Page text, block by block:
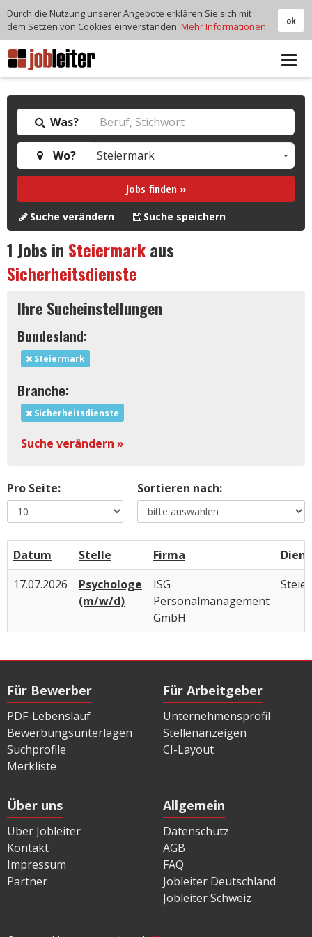
Was?
Wo?
Jobs finden »
Suche verändern Suche speichern
1 Jobs in Steiermarkaus
Sicherheitsdienste
Ihre Sucheinstellungen
Bundesland:
Steiermark
Branche:
Sicherheitsdienste
Suche verändern »
Pro Seite: Sortieren nach:
Datum Stelle Firma
17.07.2026
Psychologe
(m/w/d)
ISG
Personalmanagement
GmbH
Für Bewerber
PDF-Lebenslauf
Bewerbungsunterlagen
Suchprofile
Merkliste
Für Arbeitgeber
Unternehmensprofil
Stellenanzeigen
CI-Layout
Über uns
Über Jobleiter
Kontakt
Impressum
Partner
Allgemein
Datenschutz
AGB
FAQ
Jobleiter Deutschland
Jobleiter Schweiz
ok
Durch die Nutzung unserer Angebote erklären Sie sich mit
dem Setzen von Cookies einverstanden. Mehr Informationen